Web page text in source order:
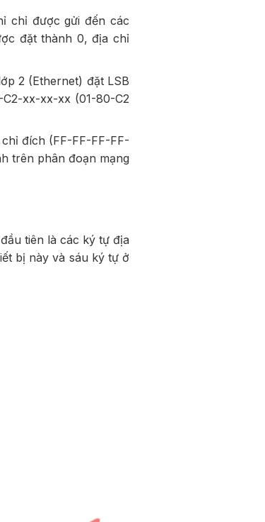
chỉ được gửi đến các
đặt thành 0, địa chỉ
2 (Ethernet) đặt LSB
xx-xx-xx (01-80-C2
đích (FF-FF-FF-FF-
trên phân đoạn mạng
tiên là các ký tự địa
bị này và sáu ký tự ở